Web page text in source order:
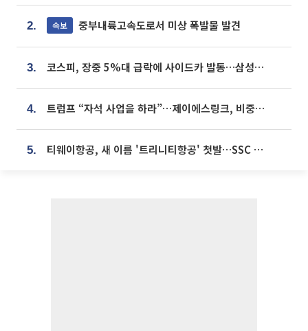
2. 속보 중부내륙고속도로서 미상 폭발물 발견
3. 코스피, 장중 5%대 급락에 사이드카 발동…삼성·SK 동반 폭락
4. 트럼프 “자석 사업을 하라”…제이에스링크, 비중국 영구자석 공급망 구축 속도
5. 티웨이항공, 새 이름 '트리니티항공' 첫발…SSC 전략 본격화